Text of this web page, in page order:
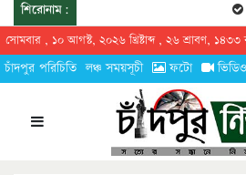
শিরোনাম:
সোমবার , ১০ আগস্ট, ২০২৬ খ্রিষ্টাব্দ , ২৬ শ্রাবণ, ১৪৩৩
চাঁদপুর পরিচিতি লঞ্চ সময়সূচী ফটো ভিডিও